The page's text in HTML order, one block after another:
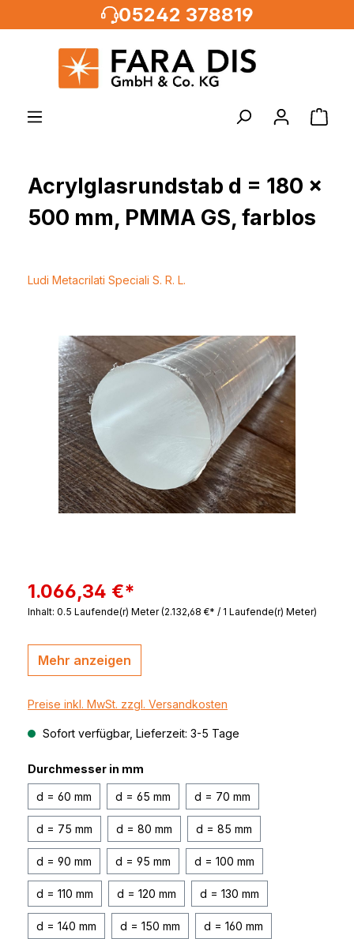
05242 378819
Acrylglasrundstab d = 180 x
500 mm, PMMA GS, farblos
Ludi Metacrilati Speciali S. R. L.
Bildergalerie überspringen
1.066,34 €*
Inhalt: 0.5 Laufende(r) Meter(2.132,68 €* / 1 Laufende(r) Meter)
Mehr anzeigen
Preise inkl. MwSt. zzgl. Versandkosten
Sofort verfügbar, Lieferzeit: 3-5 Tage
Durchmesser in mm
d = 60 mm d = 65 mm d = 70 mm
d = 75 mm d = 80 mm d = 85 mm
d = 90 mm d = 95 mm d = 100 mm
d = 110 mm d = 120 mm d = 130 mm
d = 140 mm d = 150 mm d = 160 mm